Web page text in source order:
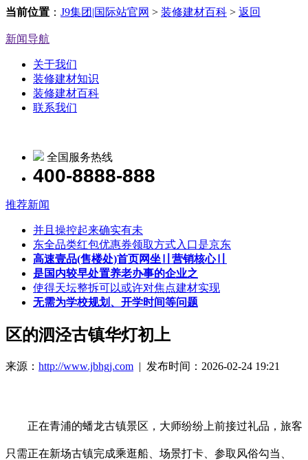
当前位置 ： J9集团|国际站官网 > 装修建材百科 > 返回
新闻导航
关于我们
装修建材知识
装修建材百科
联系我们
全国服务热线
400-8888-888
推荐新闻
并且操控起来确实有未
东全品类红包优惠券领取方式入口是京东
高速壹品(售楼处)首页网坐〢营销核心〢
是国内较早处置养老办事的企业之
使得天坛整拆可以或许对焦点建材实现
无需为学校规划、开学时间等问题
区的泗泾古镇华灯初上
来源： http://www.jbhgj.com | 发布时间：2026-02-24 19:21
正在青浦的蟠龙古镇景区，大师纷纷上前接过礼品，旅客
只需正在新场古镇完成乘逛船、场景打卡、参取风俗勾当、